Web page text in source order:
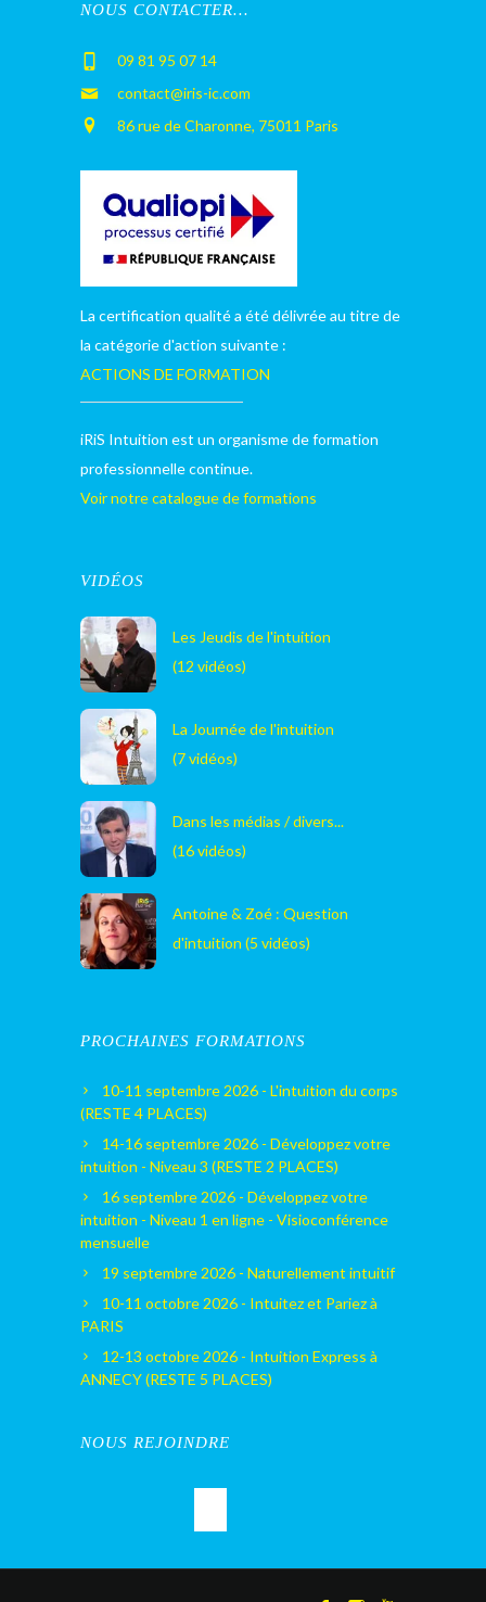
NOUS CONTACTER…
09 81 95 07 14
contact@iris-ic.com
86 rue de Charonne, 75011 Paris
La certification qualité a été délivrée au titre de
la catégorie d'action suivante :
ACTIONS DE FORMATION
iRiS Intuition est un organisme de formation
professionnelle continue.
Voir notre catalogue de formations
VIDÉOS
Les Jeudis de l'intuition
(12 vidéos)
La Journée de l'intuition
(7 vidéos)
Dans les médias / divers...
(16 vidéos)
Antoine & Zoé : Question
d'intuition (5 vidéos)
PROCHAINES FORMATIONS
10-11 septembre 2026 - L'intuition du corps
(RESTE 4 PLACES)
14-16 septembre 2026 - Développez votre
intuition - Niveau 3 (RESTE 2 PLACES)
16 septembre 2026 - Développez votre
intuition - Niveau 1 en ligne - Visioconférence
mensuelle
19 septembre 2026 - Naturellement intuitif
10-11 octobre 2026 - Intuitez et Pariez à
PARIS
12-13 octobre 2026 - Intuition Express à
ANNECY (RESTE 5 PLACES)
NOUS REJOINDRE